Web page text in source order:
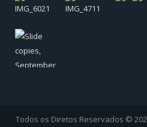
Todos os Diretos Reservados ©